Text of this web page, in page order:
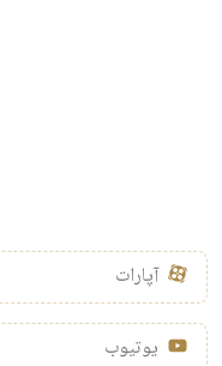
آپارات
یوتیوب